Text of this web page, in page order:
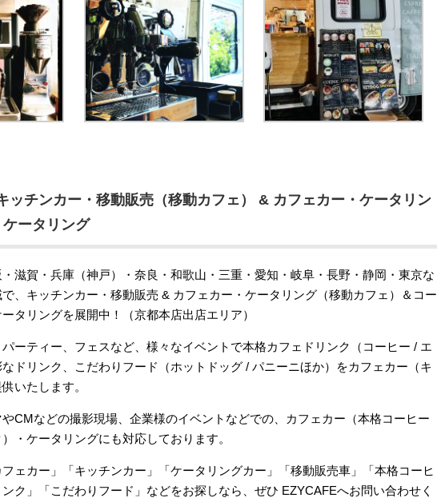
ッチンカー・移動販売（移動カフェ） & カフェカー・ケータリン
ータリング
滋賀・兵庫（神戸）・奈良・和歌山・三重・愛知・岐阜・長野・静岡・東京な
、キッチンカー・移動販売 & カフェカー・ケータリング（移動カフェ）＆コー
タリングを展開中！（京都本店出店エリア）
ーティー、フェスなど、様々なイベントで本格カフェドリンク（コーヒー / エ
ドリンク、こだわりフード（ホットドッグ / パニーニほか）をカフェカー（キ
いたします。
CMなどの撮影現場、企業様のイベントなどでの、カフェカー（本格コーヒー
・ケータリングにも対応しております。
フェカー」「キッチンカー」「ケータリングカー」「移動販売車」「本格コーヒ
ク」「こだわりフード」などをお探しなら、ぜひ EZYCAFEへお問い合わせく